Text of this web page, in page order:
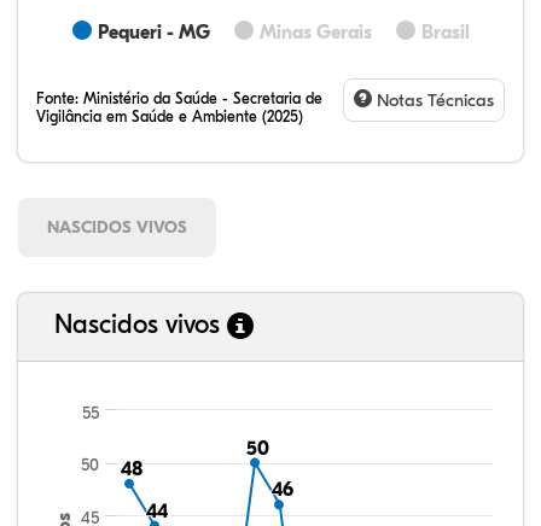
Pequeri - MG Minas Gerais Brasil
Fonte: Ministério da Saúde - Secretaria de
Vigilância em Saúde e Ambiente (2025)
Notas Técnicas
NASCIDOS VIVOS
Nascidos vivos
48
48
44
44
50
50
46
46
45
50
55